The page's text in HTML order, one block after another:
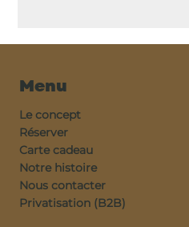
Menu
Le concept
Réserver
Carte cadeau
Notre histoire
Nous contacter
Privatisation (B2B)